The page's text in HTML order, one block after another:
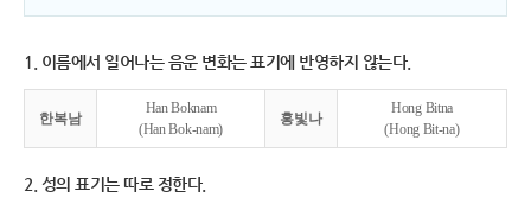
1. 이름에서 일어나는 음운 변화는 표기에 반영하지 않는다.
한복남
Han Boknam
(Han Bok-nam)
홍빛나
Hong Bitna
(Hong Bit-na)
2. 성의 표기는 따로 정한다.